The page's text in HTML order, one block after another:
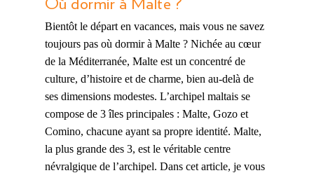
Où dormir à Malte ?
Bientôt le départ en vacances, mais vous ne savez
toujours pas où dormir à Malte ? Nichée au cœur
de la Méditerranée, Malte est un concentré de
culture, d’histoire et de charme, bien au-delà de
ses dimensions modestes. L’archipel maltais se
compose de 3 îles principales : Malte, Gozo et
Comino, chacune ayant sa propre identité. Malte,
la plus grande des 3, est le véritable centre
névralgique de l’archipel. Dans cet article, je vous